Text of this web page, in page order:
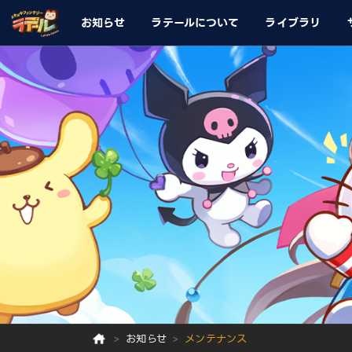
お知らせ ラテールについて ライブラリ
お知らせ メンテナンス